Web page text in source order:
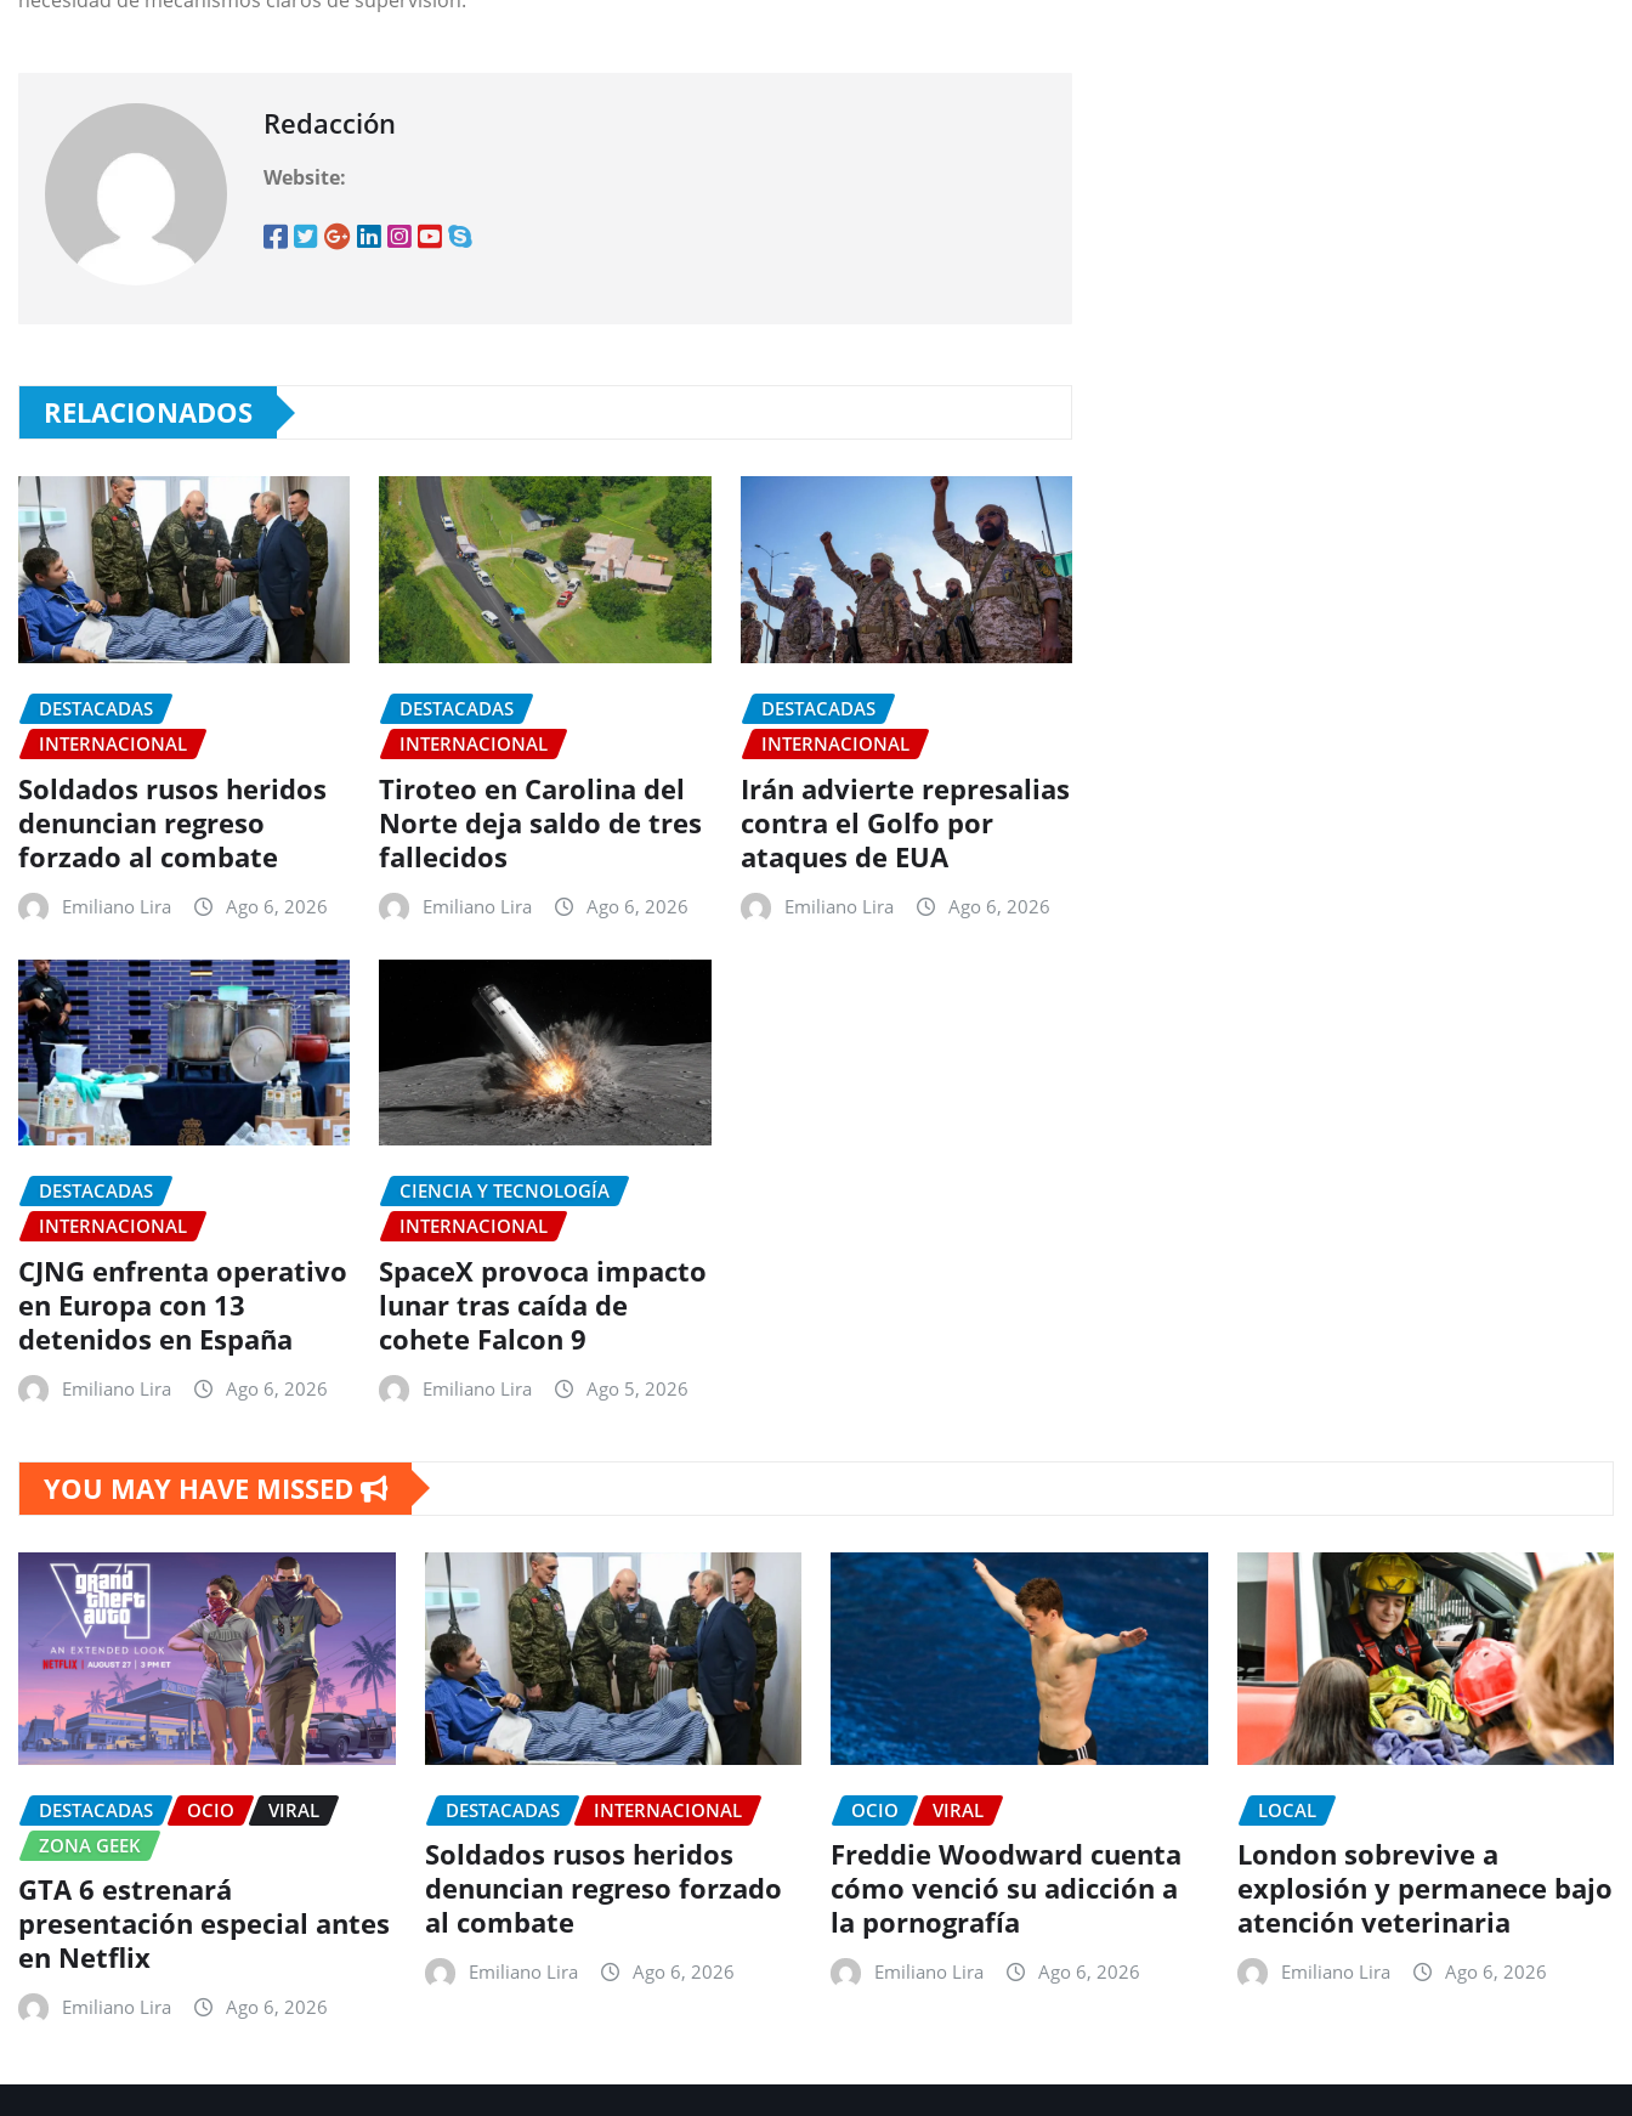
Redacción
Website:
RELACIONADOS
DESTACADAS
INTERNACIONAL
Soldados rusos heridos
denuncian regreso
forzado al combate
Emiliano Lira Ago 6, 2026
DESTACADAS
INTERNACIONAL
Tiroteo en Carolina del
Norte deja saldo de tres
fallecidos
Emiliano Lira Ago 6, 2026
DESTACADAS
INTERNACIONAL
Irán advierte represalias
contra el Golfo por
ataques de EUA
Emiliano Lira Ago 6, 2026
DESTACADAS
INTERNACIONAL
CJNG enfrenta operativo
en Europa con 13
detenidos en España
Emiliano Lira Ago 6, 2026
CIENCIA Y TECNOLOGÍA
INTERNACIONAL
SpaceX provoca impacto
lunar tras caída de
cohete Falcon 9
Emiliano Lira Ago 5, 2026
YOU MAY HAVE MISSED
DESTACADAS OCIO
VIRAL
ZONA GEEK
GTA 6 estrenará
presentación especial antes
en Netflix
Emiliano Lira Ago 6, 2026
DESTACADAS INTERNACIONAL
Soldados rusos heridos
denuncian regreso forzado
al combate
Emiliano Lira Ago 6, 2026
OCIO VIRAL
Freddie Woodward cuenta
cómo venció su adicción a
la pornografía
Emiliano Lira Ago 6, 2026
LOCAL
London sobrevive a
explosión y permanece bajo
atención veterinaria
Emiliano Lira Ago 6, 2026